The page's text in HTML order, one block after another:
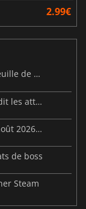
2.99€
MARVEL Tōkon dévoile ses débuts et sa feuille de route
Steam Frame : une fuite sur le prix refroidit les attentes VR
Sorties de jeux vidéo de cette semaine - août 2026 (semaine 32)
de boss
Steam